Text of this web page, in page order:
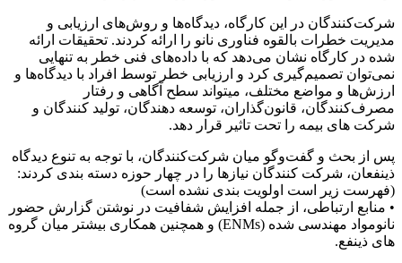
شرکت‌کنندگان در این کارگاه، دیدگاه‌ها و روش‌های ارزیابی و
مدیریت خطرات بالقوه فناوری نانو را ارائه کردند. تحقیقات ارائه
شده در کارگاه نشان می‌دهد که با داده‌های فنی خطر به تنهایی
نمی‌توان تصمیم‌گیری کرد و ارزیابی خطر توسط افراد با دیدگاه‌ها و
ارزش‌ها‌‌ و مواضع مختلف، میتواند سطح آگاهی و رفتار
مصرف‌کنندگان، قانون‌گذاران، توسعه دهندگان، تولید کنندگان و
شرکت های بیمه را تحت تاثیر قرار دهد.
پس از بحث و گفت‌و‌گو میان شرکت‌کنندگان، با توجه به تنوع دیدگاه
ذینفعان، شرکت کنندگان نیازها را در چهار حوزه دسته بندی کردند:
(فهرست زیر است اولویت بندی نشده است)
• منابع ارتباطی، از جمله افزایش شفافیت در نوشتن گزارش حضور
نانومواد مهندسی شده (ENMs) و همچنین همکاری بیشتر میان گروه
های ذینفع.‌